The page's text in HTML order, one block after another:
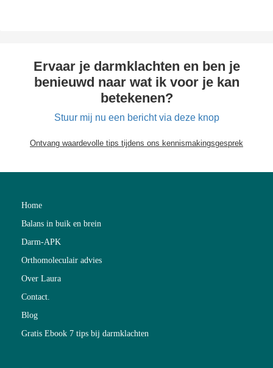
Ervaar je darmklachten en ben je
benieuwd naar wat ik voor je kan
betekenen?
Stuur mij nu een bericht via deze knop
Ontvang waardevolle tips tijdens ons kennismakingsgesprek
Home
Balans in buik en brein
Darm-APK
Orthomoleculair advies
Over Laura
Contact.
Blog
Gratis Ebook 7 tips bij darmklachten